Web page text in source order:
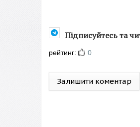
Підписуйтесь та
рейтинг: 0
Залишити коментар